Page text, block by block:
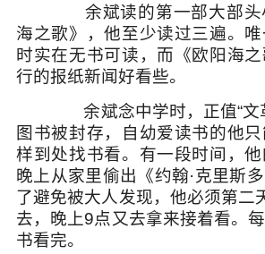
余斌读的第一部大部头
海之歌》，他至少读过三遍。
时实在无书可读，而《欧阳海
行的报纸新闻好看些。
余斌念中学时，正值“文
图书被封存，自幼爱读书的他
样到处找书看。有一段时间，
晚上从家里偷出《约翰·克里斯
了避免被大人发现，他必须第二
去，晚上9点又去拿来接着看。
书看完。